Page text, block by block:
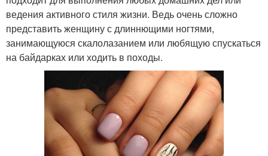
ведения активного стиля жизни. Ведь очень сложно
представить женщину с длиннющими ногтями,
занимающуюся скалолазанием или любящую спускаться
на байдарках или ходить в походы.